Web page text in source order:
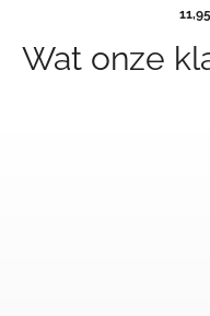
11,95
Wat onze